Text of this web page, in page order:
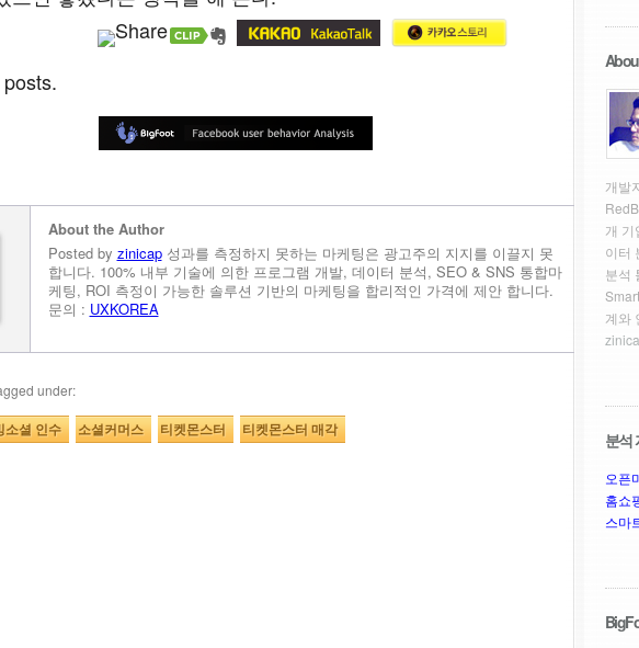
About the Author
Posted by zinicap성과를 측정하지 못하는 마케팅은 광고주의 지지를 이끌지 못
합니다. 100% 내부 기술에 의한 프로그램 개발, 데이터 분석, SEO & SNS 통합마
케팅, ROI 측정이 가능한 솔루션 기반의 마케팅을 합리적인 가격에 제안 합니다.
문의 : UXKOREA
under:
소셜 인수 소셜커머스 티켓몬스터 티켓몬스터 매각
개발
개 기
이터
분석
계와
분석
오픈
홈쇼
스마